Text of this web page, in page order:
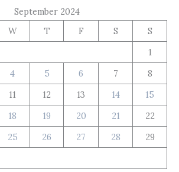
September 2024
W T F S
S
1
4 5 6 7
8
11 12 13 14
15
18 19 20 21
22
25 26 27 28
29